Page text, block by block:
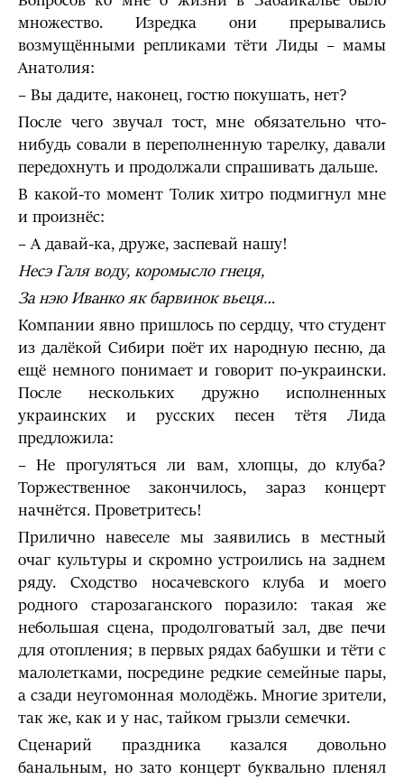
множество. Изредка они прерывались
возмущёнными репликами тёти Лиды – мамы
Анатолия:
– Вы дадите, наконец, гостю покушать, нет?
После чего звучал тост, мне обязательно что-
нибудь совали в переполненную тарелку, давали
передохнуть и продолжали спрашивать дальше.
В какой-то момент Толик хитро подмигнул мне
и произнёс:
– А давай-ка, друже, заспевай нашу!
Несэ Галя воду, коромысло гнеця,
За нэю Иванко як барвинок вьеця…
Компании явно пришлось по сердцу, что студент
из далёкой Сибири поёт их народную песню, да
ещё немного понимает и говорит по-украински.
После нескольких дружно исполненных
украинских и русских песен тётя Лида
предложила:
– Не прогуляться ли вам, хлопцы, до клуба?
Торжественное закончилось, зараз концерт
начнётся. Проветритесь!
Прилично навеселе мы заявились в местный
очаг культуры и скромно устроились на заднем
ряду. Сходство носачевского клуба и моего
родного старозаганского поразило: такая же
небольшая сцена, продолговатый зал, две печи
для отопления; в первых рядах бабушки и тёти с
малолетками, посредине редкие семейные пары,
а сзади неугомонная молодёжь. Многие зрители,
так же, как и у нас, тайком грызли семечки.
Сценарий праздника казался довольно
банальным, но зато концерт буквально пленял